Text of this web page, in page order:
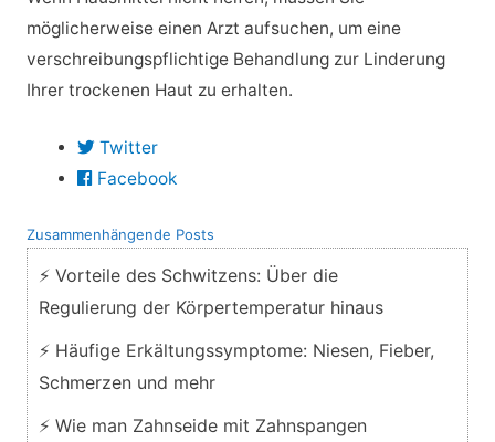
möglicherweise einen Arzt aufsuchen, um eine
verschreibungspflichtige Behandlung zur Linderung
Ihrer trockenen Haut zu erhalten.
Twitter
Facebook
Zusammenhängende Posts
⚡ Vorteile des Schwitzens: Über die
Regulierung der Körpertemperatur hinaus
⚡ Häufige Erkältungssymptome: Niesen, Fieber,
Schmerzen und mehr
⚡ Wie man Zahnseide mit Zahnspangen